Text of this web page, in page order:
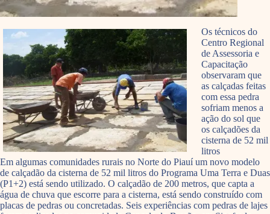
Os técnicos do
Centro Regional
de Assessoria e
Capacitação
observaram que
as calçadas feitas
com essa pedra
sofriam menos a
ação do sol que
os calçadões da
cisterna de 52 mil
litros
Em algumas comunidades rurais no Norte do Piauí um novo modelo
de calçadão da cisterna de 52 mil litros do Programa Uma Terra e Duas
(P1+2) está sendo utilizado. O calçadão de 200 metros, que capta a
água de chuva que escorre para a cisterna, está sendo construído com
placas de pedras ou concretadas. Seis experiências com pedras de lajes